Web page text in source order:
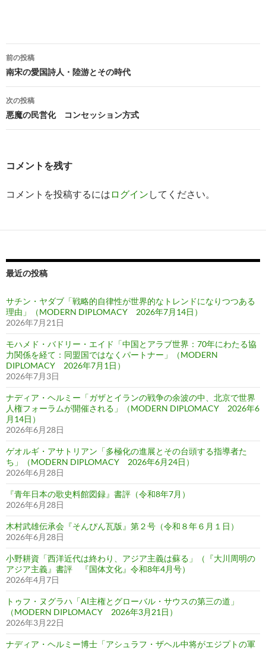
投
稿
ナ
ビ
ゲ
ョ
前の投稿
南宋の愛国詩人・陸游とその時代
次の投稿
悪魔の民営化 コンセッション方式
コメントを残す
コメントを投稿するには ログイン してください。
最近の投稿
サチン・ヤダブ「戦略的自律性が世界的なトレンドになりつつある
理由」（MODERN DIPLOMACY 2026年7月14日）
2026年7月21日
モハメド・バドリー・エイド「中国とアラブ世界：70年にわたる協
力関係を経て：同盟国ではなくパートナー」（MODERN
DIPLOMACY 2026年7月1日）
2026年7月3日
ナディア・ヘルミー「ガザとイランの戦争の余波の中、北京で世界
人権フォーラムが開催される」（MODERN DIPLOMACY 2026年6
月14日）
2026年6月28日
ゲオルギ・アサトリアン「多極化の進展とその台頭する指導者た
ち」（MODERN DIPLOMACY 2026年6月24日）
2026年6月28日
『青年日本の歌史料館図録』書評（令和8年7月）
2026年6月28日
木村武雄伝承会『そんぴん瓦版』第２号（令和８年６月１日）
2026年6月28日
小野耕資「西洋近代は終わり、アジア主義は蘇る」（『大川周明の
アジア主義』書評 『国体文化』令和8年4月号）
2026年4月7日
トゥフ・ヌグラハ「AI主権とグローバル・サウスの第三の道」
（MODERN DIPLOMACY 2026年3月21日）
2026年3月22日
ナディア・ヘルミー博士「アシュラフ・ザヘル中将がエジプトの軍